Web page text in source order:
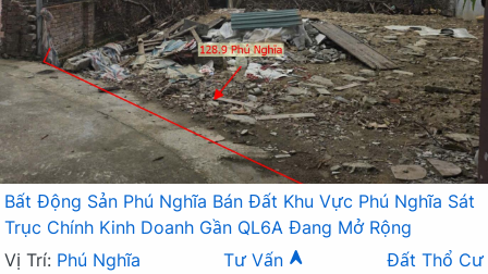
Bất Động Sản Phú Nghĩa Bán Đất Khu Vực Phú Nghĩa Sát
Trục Chính Kinh Doanh Gần QL6A Đang Mở Rộng
Vị Trí: Phú Nghĩa Tư Vấn
Đất Thổ Cư